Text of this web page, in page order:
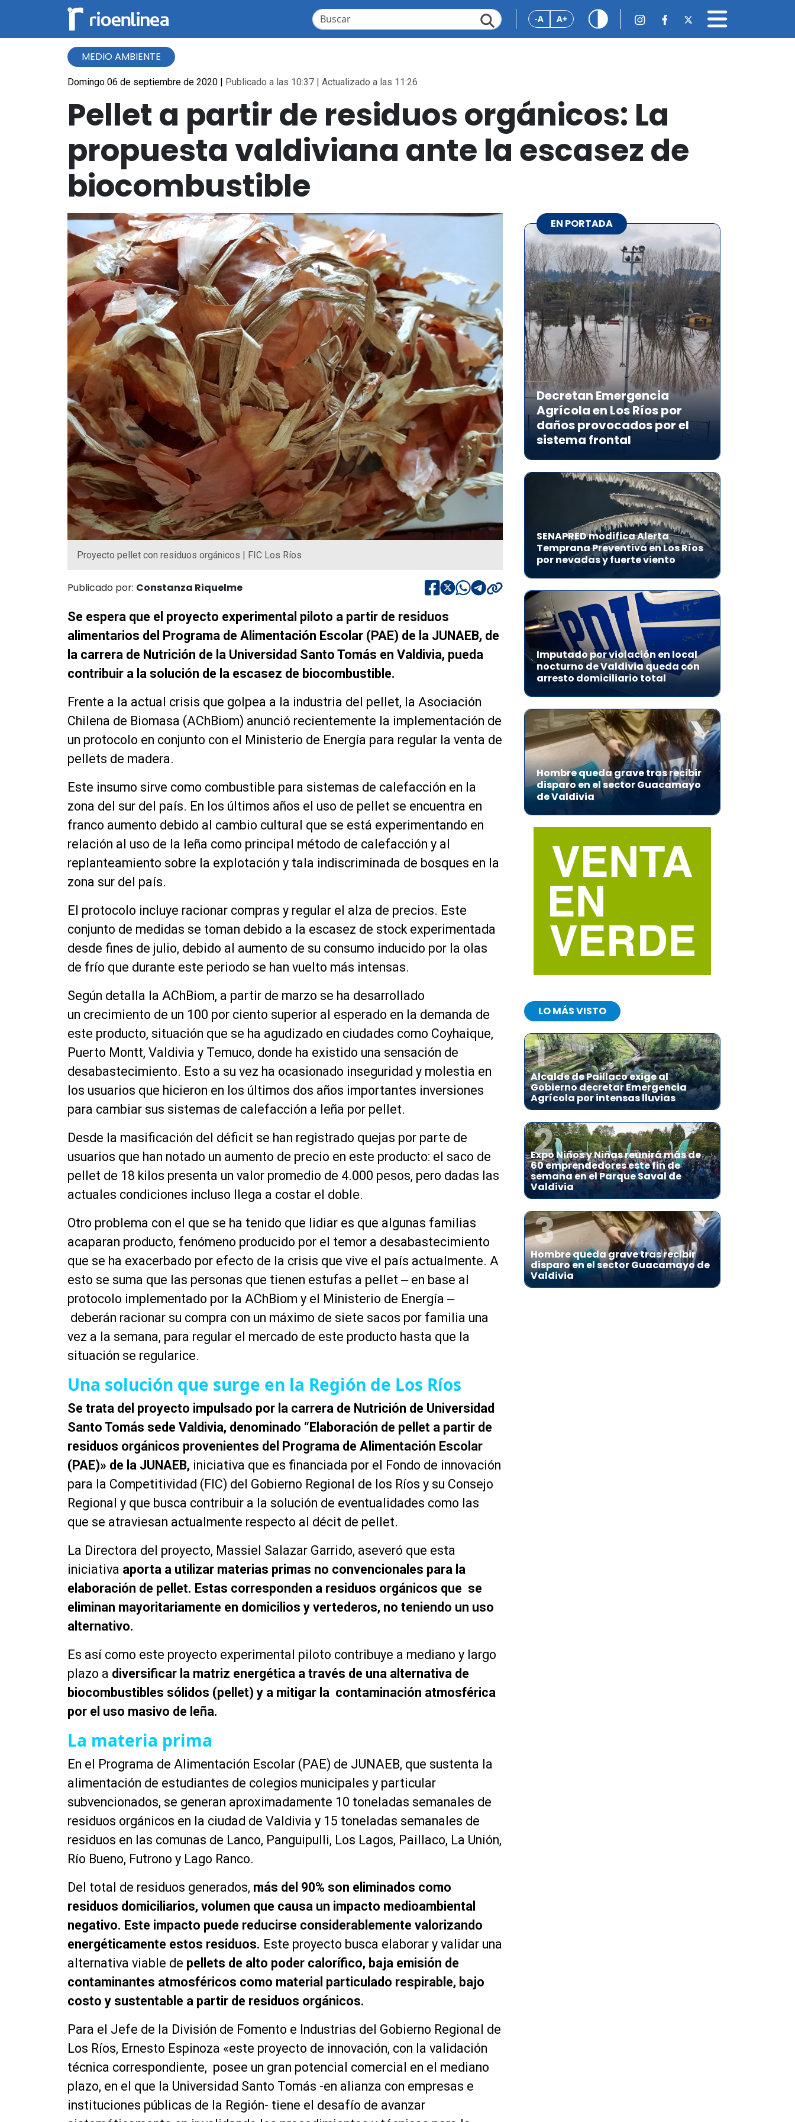
-A A+
MEDIO AMBIENTE
Domingo 06 de septiembre de 2020 | Publicado a las 10:37 | Actualizado a las 11:26
Pellet a partir de residuos orgánicos: La
propuesta valdiviana ante la escasez de
biocombustible
Proyecto pellet con residuos orgánicos | FIC Los Ríos
Publicado por: Constanza Riquelme
Se espera que el proyecto experimental piloto a partir de residuos
alimentarios del Programa de Alimentación Escolar (PAE) de la JUNAEB, de
la carrera de Nutrición de la Universidad Santo Tomás en Valdivia, pueda
contribuir a la solución de la escasez de biocombustible.
Frente a la actual crisis que golpea a la industria del pellet, la Asociación
Chilena de Biomasa (AChBiom) anunció recientemente la implementación de
un protocolo en conjunto con el Ministerio de Energía para regular la venta de
pellets de madera.
Este insumo sirve como combustible para sistemas de calefacción en la
zona del sur del país. En los últimos años el uso de pellet se encuentra en
franco aumento debido al cambio cultural que se está experimentando en
relación al uso de la leña como principal método de calefacción y al
replanteamiento sobre la explotación y tala indiscriminada de bosques en la
zona sur del país.
El protocolo incluye racionar compras y regular el alza de precios. Este
conjunto de medidas se toman debido a la escasez de stock experimentada
desde fines de julio, debido al aumento de su consumo inducido por la olas
de frío que durante este periodo se han vuelto más intensas.
Según detalla la AChBiom, a partir de marzo se ha desarrollado
un crecimiento de un 100 por ciento superior al esperado en la demanda de
este producto, situación que se ha agudizado en ciudades como Coyhaique,
Puerto Montt, Valdivia y Temuco, donde ha existido una sensación de
desabastecimiento. Esto a su vez ha ocasionado inseguridad y molestia en
los usuarios que hicieron en los últimos dos años importantes inversiones
para cambiar sus sistemas de calefacción a leña por pellet.
Desde la masificación del déficit se han registrado quejas por parte de
usuarios que han notado un aumento de precio en este producto: el saco de
pellet de 18 kilos presenta un valor promedio de 4.000 pesos, pero dadas las
actuales condiciones incluso llega a costar el doble.
Otro problema con el que se ha tenido que lidiar es que algunas familias
acaparan producto, fenómeno producido por el temor a desabastecimiento
que se ha exacerbado por efecto de la crisis que vive el país actualmente. A
esto se suma que las personas que tienen estufas a pellet ‒ en base al
protocolo implementado por la AChBiom y el Ministerio de Energía ‒
deberán racionar su compra con un máximo de siete sacos por familia una
vez a la semana, para regular el mercado de este producto hasta que la
situación se regularice.
Una solución que surge en la Región de Los Ríos
Se trata del proyecto impulsado por la carrera de Nutrición de Universidad
Santo Tomás sede Valdivia, denominado “Elaboración de pellet a partir de
residuos orgánicos provenientes del Programa de Alimentación Escolar
(PAE)» de la JUNAEB, iniciativa que es financiada por el Fondo de innovación
para la Competitividad (FIC) del Gobierno Regional de los Ríos y su Consejo
Regional y que busca contribuir a la solución de eventualidades como las
que se atraviesan actualmente respecto al décit de pellet.
La Directora del proyecto, Massiel Salazar Garrido, aseveró que esta
iniciativa aporta a utilizar materias primas no convencionales para la
elaboración de pellet. Estas corresponden a residuos orgánicos que se
eliminan mayoritariamente en domicilios y vertederos, no teniendo un uso
alternativo.
Es así como este proyecto experimental piloto contribuye a mediano y largo
plazo a diversificar la matriz energética a través de una alternativa de
biocombustibles sólidos (pellet) y a mitigar la contaminación atmosférica
por el uso masivo de leña.
La materia prima
En el Programa de Alimentación Escolar (PAE) de JUNAEB, que sustenta la
alimentación de estudiantes de colegios municipales y particular
subvencionados, se generan aproximadamente 10 toneladas semanales de
residuos orgánicos en la ciudad de Valdivia y 15 toneladas semanales de
residuos en las comunas de Lanco, Panguipulli, Los Lagos, Paillaco, La Unión,
Río Bueno, Futrono y Lago Ranco.
Del total de residuos generados, más del 90% son eliminados como
residuos domiciliarios, volumen que causa un impacto medioambiental
negativo. Este impacto puede reducirse considerablemente valorizando
energéticamente estos residuos. Este proyecto busca elaborar y validar una
alternativa viable de pellets de alto poder calorífico, baja emisión de
contaminantes atmosféricos como material particulado respirable, bajo
costo y sustentable a partir de residuos orgánicos.
Para el Jefe de la División de Fomento e Industrias del Gobierno Regional de
Los Ríos, Ernesto Espinoza «este proyecto de innovación, con la validación
técnica correspondiente, posee un gran potencial comercial en el mediano
plazo, en el que la Universidad Santo Tomás -en alianza con empresas e
instituciones públicas de la Región- tiene el desafío de avanzar
EN PORTADA
Decretan Emergencia
Agrícola en Los Ríos por
daños provocados por el
sistema frontal
SENAPRED modifica Alerta
Temprana Preventiva en Los Ríos
por nevadas y fuerte viento
Imputado por violación en local
nocturno de Valdivia queda con
arresto domiciliario total
Hombre queda grave tras recibir
disparo en el sector Guacamayo
de Valdivia
LO MÁS VISTO
1
Alcalde de Paillaco exige al
Gobierno decretar Emergencia
Agrícola por intensas lluvias
2
Expo Niños y Niñas reunirá más de
60 emprendedores este fin de
semana en el Parque Saval de
Valdivia
3
Hombre queda grave tras recibir
disparo en el sector Guacamayo de
Valdivia